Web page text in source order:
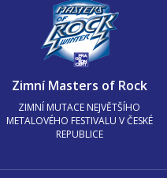
Zimní Masters of Rock
ZIMNÍ MUTACE NEJVĚTŠÍHO
METALOVÉHO FESTIVALU V ČESKÉ
REPUBLICE